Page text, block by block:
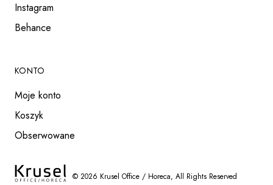
Instagram
Behance
KONTO
Moje konto
Koszyk
Obserwowane
© 2026 Krusel Office / Horeca, All Rights Reserved